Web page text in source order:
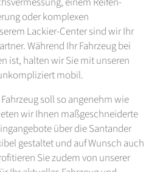
oder komplexen
Lackier-Center sind wir Ihr
Während Ihr Fahrzeug bei
ist, halten wir Sie mit unseren
mobil.
soll so angenehm wie
wir Ihnen maßgeschneiderte
über die Santander
gestaltet und auf Wunsch auch
Sie zudem von unserer